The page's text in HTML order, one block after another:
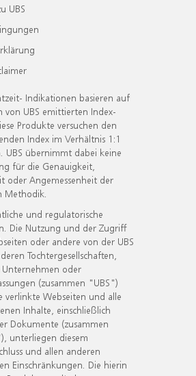
UBS
Indikationen basieren auf
von UBS emittierten Index-
Produkte versuchen den
Index im Verhältnis 1:1
UBS übernimmt dabei keine
für die Genauigkeit,
oder Angemessenheit der
Methodik.
und regulatorische
Die Nutzung und der Zugriff
oder andere von der UBS
Tochtergesellschaften,
oder
(zusammen "UBS")
verlinkte Webseiten und alle
Inhalte, einschließlich
Dokumente (zusammen
unterliegen diesem
und allen anderen
Einschränkungen. Die hierin